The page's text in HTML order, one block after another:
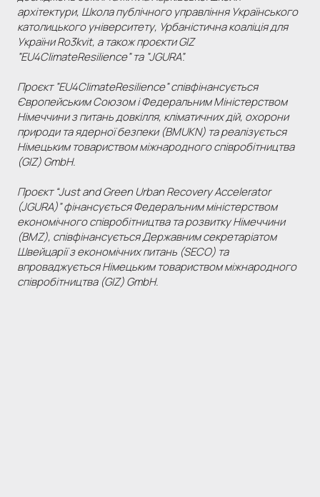
архітектури, Школа публічного управління Українського
католицького університету, Урбаністична коаліція для
України Ro3kvit, а також проєкти GIZ
”EU4ClimateResilience” та ”JGURA”.
Проєкт ”EU4ClimateResilience” співфінансується
Європейським Союзом і Федеральним Міністерством
Німеччини з питань довкілля, кліматичних дій, охорони
природи та ядерної безпеки (BMUKN) та реалізується
Німецьким товариством міжнародного співробітництва
(GIZ) GmbH.
Проєкт “Just and Green Urban Recovery Accelerator
(JGURA)” фінансується Федеральним міністерством
економічного співробітництва та розвитку Німеччини
(BMZ), співфінансується Державним секретаріатом
Швейцарії з економічних питань (SECO) та
впроваджується Німецьким товариством міжнародного
співробітництва (GIZ) GmbH.